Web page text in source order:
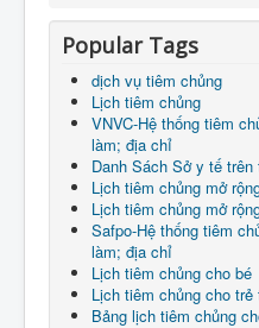
Popular Tags
dịch vụ tiêm chủng
Lịch tiêm chủng
VNVC-Hệ thống tiêm
làm; địa chỉ
Danh Sách Sở y tế trên
Lịch tiêm chủng mở
Lịch tiêm chủng mở
Safpo-Hệ thống tiêm
làm; địa chỉ
Lịch tiêm chủng cho bé
Lịch tiêm chủng cho
Bảng lịch tiêm chủng